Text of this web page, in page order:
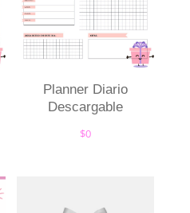
Planner Diario
Descargable
$0